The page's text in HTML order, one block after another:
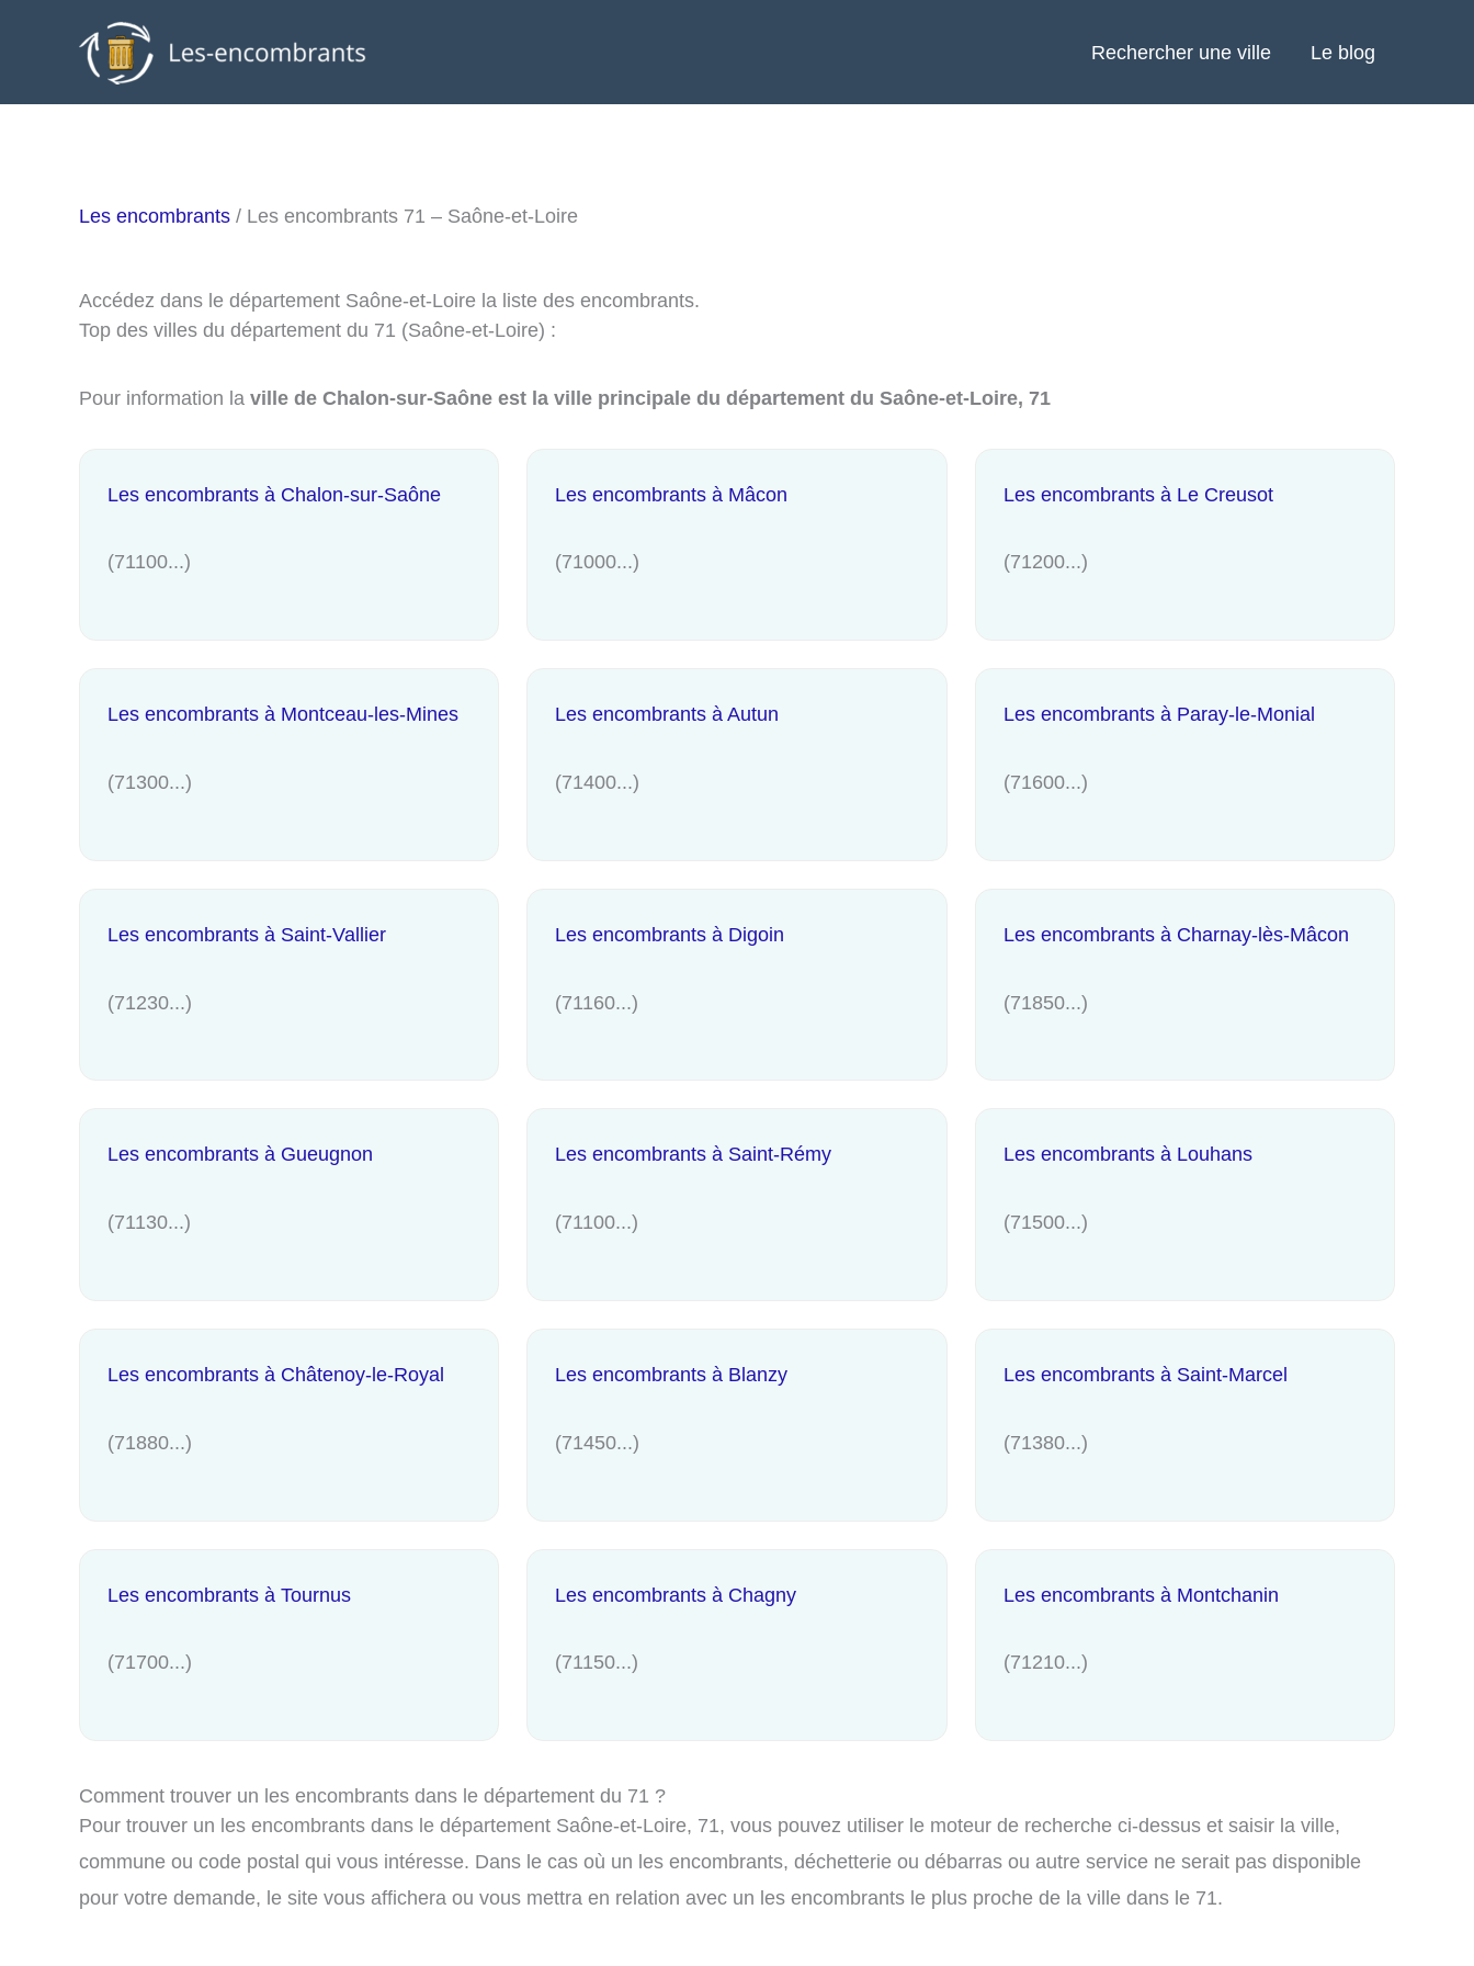
Rechercher une ville Le blog
Les encombrants / Les encombrants 71 – Saône-et-Loire
Accédez dans le département Saône-et-Loire la liste des encombrants.
Top des villes du département du 71 (Saône-et-Loire) :
Pour information la ville de Chalon-sur-Saône est la ville principale du département du Saône-et-Loire, 71
Les encombrants à Chalon-sur-Saône
(71100...)
Les encombrants à Mâcon
(71000...)
Les encombrants à Le Creusot
(71200...)
Les encombrants à Montceau-les-Mines
(71300...)
Les encombrants à Autun
(71400...)
Les encombrants à Paray-le-Monial
(71600...)
Les encombrants à Saint-Vallier
(71230...)
Les encombrants à Digoin
(71160...)
Les encombrants à Charnay-lès-Mâcon
(71850...)
Les encombrants à Gueugnon
(71130...)
Les encombrants à Saint-Rémy
(71100...)
Les encombrants à Louhans
(71500...)
Les encombrants à Châtenoy-le-Royal
(71880...)
Les encombrants à Blanzy
(71450...)
Les encombrants à Saint-Marcel
(71380...)
Les encombrants à Tournus
(71700...)
Les encombrants à Chagny
(71150...)
Les encombrants à Montchanin
(71210...)
Comment trouver un les encombrants dans le département du 71 ?
Pour trouver un les encombrants dans le département Saône-et-Loire, 71, vous pouvez utiliser le moteur de recherche ci-dessus et saisir la ville,
commune ou code postal qui vous intéresse. Dans le cas où un les encombrants, déchetterie ou débarras ou autre service ne serait pas disponible
pour votre demande, le site vous affichera ou vous mettra en relation avec un les encombrants le plus proche de la ville dans le 71.